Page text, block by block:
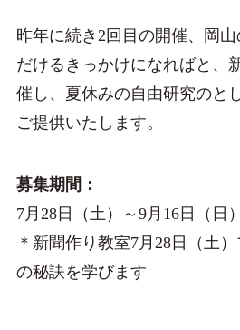
昨年に続き2回目の開催、岡
だけるきっかけになればと、
催し、夏休みの自由研究のと
ご提供いたします。
募集期間：
7月28日（土）～9月16日（日）
＊新聞作り教室7月28日（土
の秘訣を学びます